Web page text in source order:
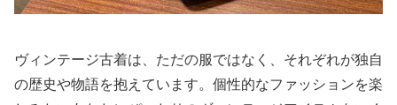
ヴィンテージ古着は、ただの服ではなく、それぞれが独自
の歴史や物語を抱えています。個性的なファッションを楽